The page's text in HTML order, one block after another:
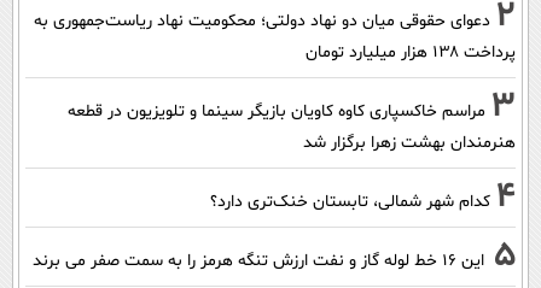
2 دعوای حقوقی میان دو نهاد دولتی؛ محکومیت نهاد ریاست‌جمهوری به
پرداخت ۱۳۸ هزار میلیارد تومان
3 مراسم خاکسپاری کاوه کاویان بازیگر سینما و تلویزیون در قطعه
هنرمندان بهشت زهرا برگزار شد
4 کدام شهر شمالی، تابستان خنک‌تری دارد؟
5 این 16 خط لوله گاز و نفت ارزش تنگه هرمز را به سمت صفر می برند